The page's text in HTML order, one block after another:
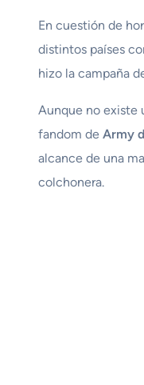
En cuestión de
distintos países
hizo la campaña
Aunque no existe
fandom de Army
alcance de una
colchonera.